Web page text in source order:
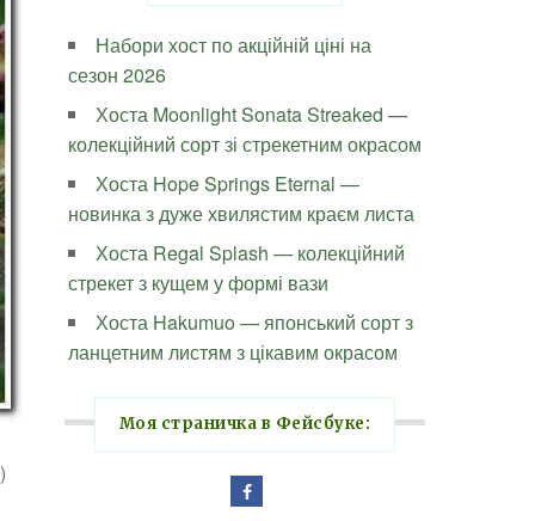
Набори хост по акційній ціні на
сезон 2026
Хоста Moonlight Sonata Streaked —
колекційний сорт зі стрекетним окрасом
Хоста Hope Springs Eternal —
новинка з дуже хвилястим краєм листа
Хоста Regal Splash — колекційний
стрекет з кущем у формі вази
Хоста Hakumuo — японський сорт з
ланцетним листям з цікавим окрасом
Моя страничка в Фейсбуке: